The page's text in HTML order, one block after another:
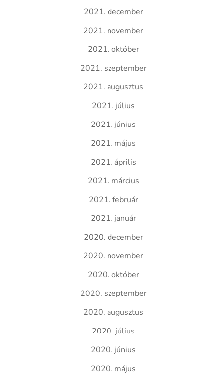
2021. december
2021. november
2021. október
2021. szeptember
2021. augusztus
2021. július
2021. június
2021. május
2021. április
2021. március
2021. február
2021. január
2020. december
2020. november
2020. október
2020. szeptember
2020. augusztus
2020. július
2020. június
2020. május